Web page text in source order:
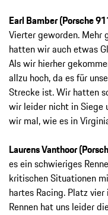
Earl Bamber (Porsche
Vierter geworden. Mehr
hatten wir auch etwas
Als wir hierher
allzu hoch, da es für
Strecke ist. Wir hatten
wir leider nicht in Siege
wir mal, wie es in
Laurens Vanthoor
es ein schwieriges
kritischen Situationen
hartes Racing. Platz
Rennen hat uns leider